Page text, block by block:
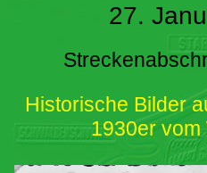
27.
Historische Bilder
1930er